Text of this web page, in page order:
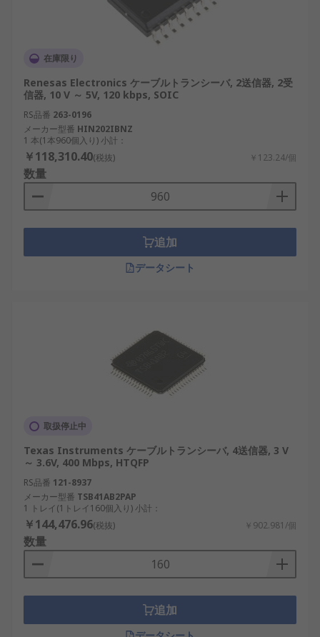
在庫限り
Renesas Electronics ケーブルトランシーバ, 2送信器, 2受
信器, 10 V ～ 5V, 120 kbps, SOIC
RS品番 263-0196
メーカー型番 HIN202IBNZ
1 本(1本960個入り) 小計：
￥118,310.40(税抜) ￥123.24/個
数量
追加
データシート
取扱停止中
Texas Instruments ケーブルトランシーバ, 4送信器, 3 V
～ 3.6V, 400 Mbps, HTQFP
RS品番 121-8937
メーカー型番 TSB41AB2PAP
1 トレイ(1トレイ160個入り) 小計：
￥144,476.96(税抜) ￥902.981/個
数量
追加